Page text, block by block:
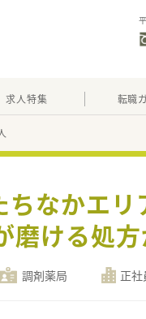
求人特集 転職
なかエ
磨ける処
調剤薬局 正社